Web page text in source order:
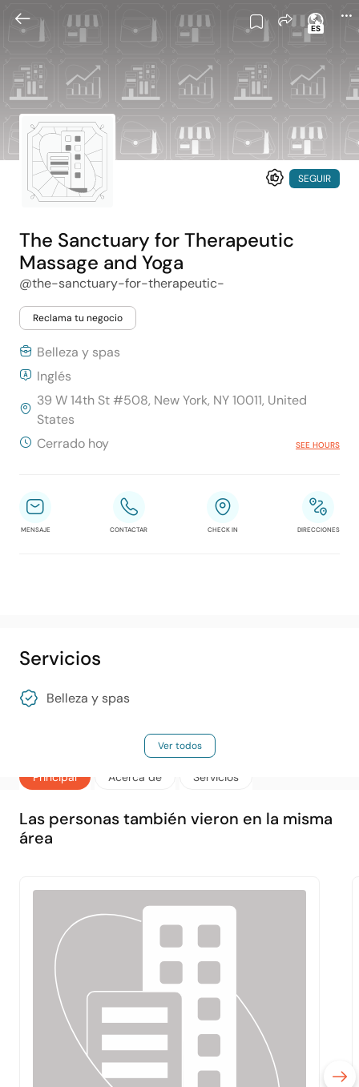
ES
SEGUIR
The Sanctuary for Therapeutic
Massage and Yoga
@the-sanctuary-for-therapeutic-
Reclama tu negocio
Belleza y spas
Inglés
39 W 14th St #508, New York, NY 10011, United
States
Cerrado hoy
SEE HOURS
MENSAJE CONTACTAR CHECK IN DIRECCIONES
Principal Acerca de Servicios
Servicios
Belleza y spas
Ver todos
Las personas también vieron en la misma
área